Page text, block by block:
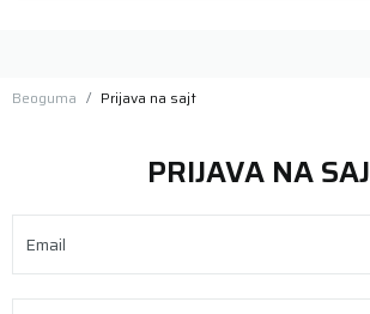
Beoguma Prijava na sajt
PRIJAVA NA
Email